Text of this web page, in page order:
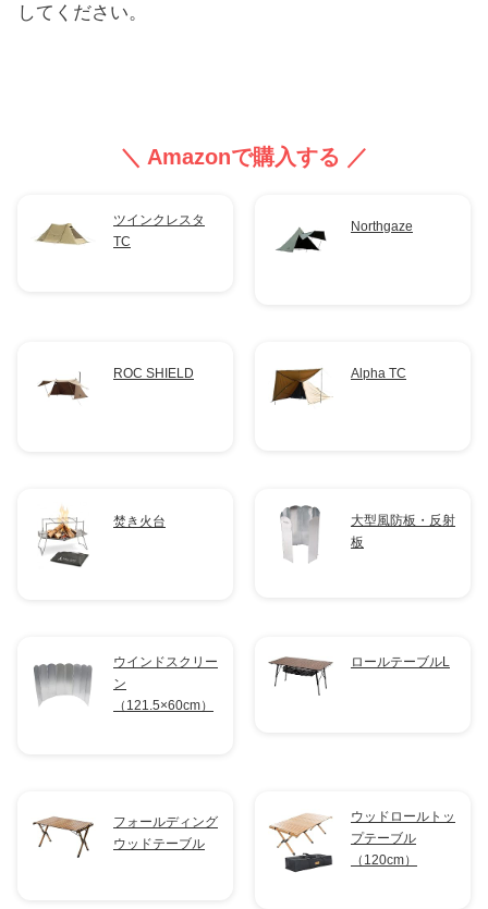
してください。
＼ Amazonで購入する ／
ツインクレスタ
TC
Northgaze
ROC SHIELD Alpha TC
焚き火台
大型風防板・反射
板
ウインドスクリー
ン
（121.5×60cm）
ロールテーブルL
フォールディング
ウッドテーブル
ウッドロールトッ
プテーブル
（120cm）